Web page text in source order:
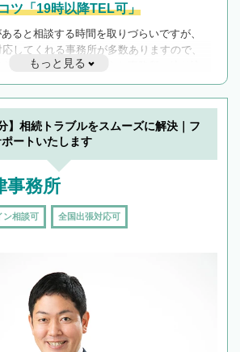
ツ「19時以降TEL可」
ると相談する時間を取りづらいですが、
してくれる事務所が多数ありますので、
そうな場合はそのような事務所に絞り込
う。
時以降TEL可の条件
を加えて再検索
もっと見る
】相続トラブルをスムーズに解決｜フ
ートいたします
事務所
ン相談可 全国出張対応可